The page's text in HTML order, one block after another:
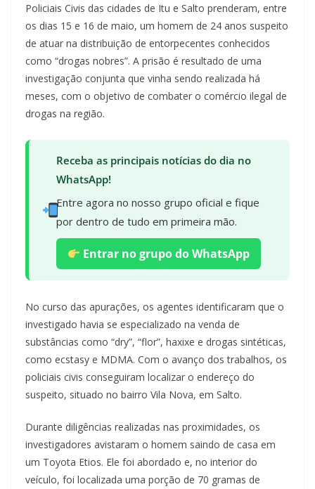
Policiais Civis das cidades de Itu e Salto prenderam, entre
os dias 15 e 16 de maio, um homem de 24 anos suspeito
de atuar na distribuição de entorpecentes conhecidos
como “drogas nobres”. A prisão é resultado de uma
investigação conjunta que vinha sendo realizada há
meses, com o objetivo de combater o comércio ilegal de
drogas na região.
Receba as principais notícias do dia no
WhatsApp!
Entre agora no nosso grupo oficial e fique
por dentro de tudo em primeira mão.
Entrar no grupo do WhatsApp
No curso das apurações, os agentes identificaram que o
investigado havia se especializado na venda de
substâncias como “dry”, “flor”, haxixe e drogas sintéticas,
como ecstasy e MDMA. Com o avanço dos trabalhos, os
policiais civis conseguiram localizar o endereço do
suspeito, situado no bairro Vila Nova, em Salto.
Durante diligências realizadas nas proximidades, os
investigadores avistaram o homem saindo de casa em
um Toyota Etios. Ele foi abordado e, no interior do
veículo, foi localizada uma porção de 70 gramas de